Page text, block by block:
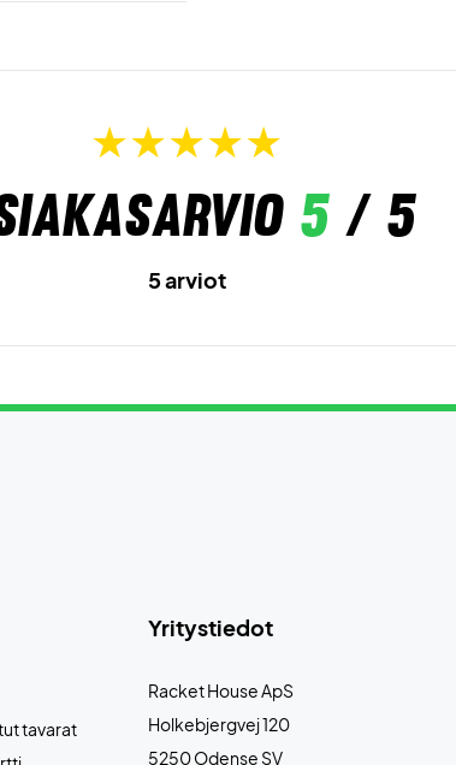
5/ 5
5 arviot
Yritystiedot
Racket House ApS
Holkebjergvej 120
5250 Odense SV
tavarat